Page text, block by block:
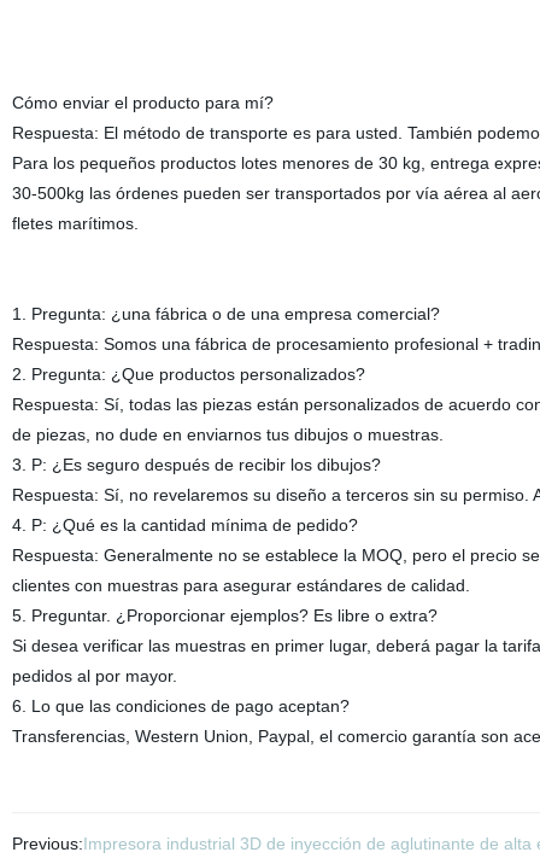
Cómo enviar el producto para mí?
Respuesta: El método de transporte es para usted. También
Para los pequeños productos lotes menores de 30 kg, entrega
30-500kg las órdenes pueden ser transportados por vía aérea al
fletes marítimos.
1. Pregunta: ¿una fábrica o de una empresa comercial?
Respuesta: Somos una fábrica de procesamiento profesional +
2. Pregunta: ¿Que productos personalizados?
Respuesta: Sí, todas las piezas están personalizados de acuerdo
de piezas, no dude en enviarnos tus dibujos o muestras.
3. P: ¿Es seguro después de recibir los dibujos?
Respuesta: Sí, no revelaremos su diseño a terceros sin su
4. P: ¿Qué es la cantidad mínima de pedido?
Respuesta: Generalmente no se establece la MOQ, pero el precio
clientes con muestras para asegurar estándares de calidad.
5. Preguntar. ¿Proporcionar ejemplos? Es libre o extra?
Si desea verificar las muestras en primer lugar, deberá pagar la
pedidos al por mayor.
6. Lo que las condiciones de pago aceptan?
Transferencias, Western Union, Paypal, el comercio garantía son
Previous:Impresora industrial 3D de inyección de aglutinante de